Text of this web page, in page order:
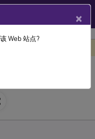
Agent 2311
×
Web 站点?